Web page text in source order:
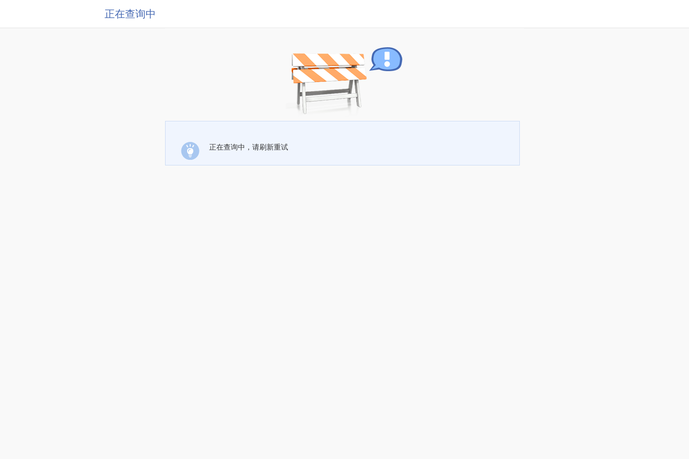
正在查询中
正在查询中，请刷新重试